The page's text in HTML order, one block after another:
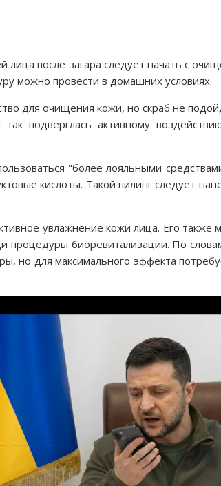
лица после загара следует начать с
можно провести в домашних условиях.
для очищения кожи, но скраб не
подверглась активному
"более лояльными
кислоты. Такой пилинг следует
увлажнение кожи лица. Его также
процедуры биоревитализации. По
но для максимального эффекта